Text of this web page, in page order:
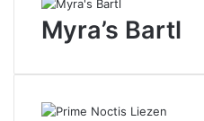
Myra’s Bartl